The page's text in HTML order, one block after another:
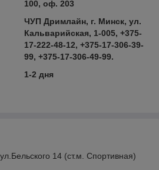
100, оф. 203
ЧУП Дримлайн, г. Минск, ул.
Кальварийская, 1-005, +375-
17-222-48-12, +375-17-306-39-
99, +375-17-306-49-99.
1-2 дня
14 (ст.м. Спортивная)